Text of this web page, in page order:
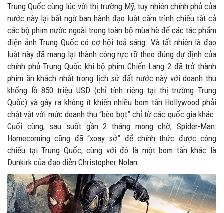
Trung Quốc cùng lúc với thị trường Mỹ, tuy nhiên chính phủ của
nước này lại bất ngờ ban hành đạo luật cấm trình chiếu tất cả
các bộ phim nước ngoài trong toàn bộ mùa hè để các tác phẩm
điện ảnh Trung Quốc có cơ hội toả sáng. Và tất nhiên là đạo
luật này đã mang lại thành công rực rỡ theo đúng dự định của
chính phủ Trung Quốc khi bộ phim Chiến Lang 2 đã trở thành
phim ăn khách nhất trong lịch sử đất nước này với doanh thu
khổng lồ 850 triệu USD (chỉ tính riêng tại thị trường Trung
Quốc) và gây ra không ít khiến nhiều bom tấn Hollywood phải
chật vật với mức doanh thu “bèo bọt” chỉ từ các quốc gia khác.
Cuối cùng, sau suốt gần 2 tháng mong chờ, Spider-Man:
Homecoming cũng đã “xoay sở” để chính thức được công
chiếu tại Trung Quốc, cùng với đó là một bom tấn khác là
Dunkirk của đạo diễn Christopher Nolan.